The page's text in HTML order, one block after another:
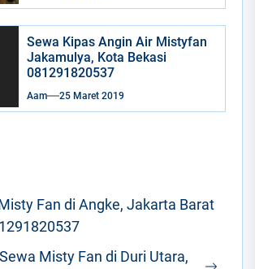
Sewa Kipas Angin Air Mistyfan
Jakamulya, Kota Bekasi
081291820537
Aam 25 Maret 2019
Fan di Angke, Jakarta Barat
Sewa Misty Fan di Duri Utara,